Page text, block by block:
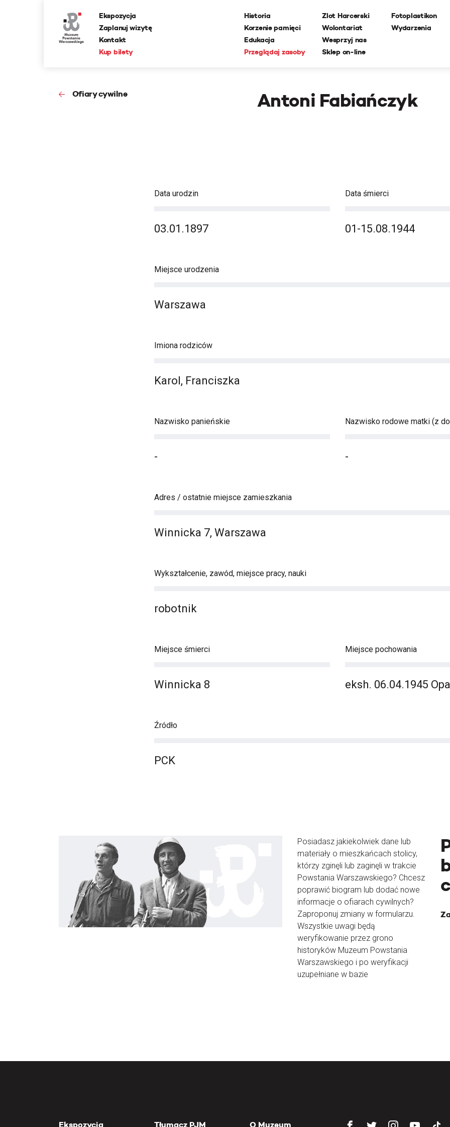
Ekspozycja
Zaplanuj wizytę
Kontakt
Kup bilety
Historia
Korzenie pamięci
Edukacja
Przeglądaj zasoby
Zlot Harcerski
Wolontariat
Wesprzyj nas
Sklep on-line
Fotoplastikon
Wydarzenia
Ofiary cywilne Antoni Fabiańczyk
Data urodzin
03.01.1897
Data śmierci
01-15.08.1944
Miejsce urodzenia
Warszawa
Imiona rodziców
Karol, Franciszka
Nazwisko panieńskie
-
Nazwisko rodowe matki (z
-
Adres / ostatnie miejsce zamieszkania
Winnicka 7, Warszawa
Wykształcenie, zawód, miejsce pracy, nauki
robotnik
Miejsce śmierci
Winnicka 8
Miejsce pochowania
eksh. 06.04.1945
Źródło
PCK
Posiadasz jakiekolwiek dane lub
materiały o mieszkańcach stolicy,
którzy zginęli lub zaginęli w trakcie
Powstania Warszawskiego? Chcesz
poprawić biogram lub dodać nowe
informacje o ofiarach cywilnych?
Zaproponuj zmiany w formularzu.
Wszystkie uwagi będą
weryfikowanie przez grono
historyków Muzeum Powstania
Warszawskiego i po weryfikacji
uzupełniane w bazie
Ekspozycja Tłumacz PJM O Muzeum